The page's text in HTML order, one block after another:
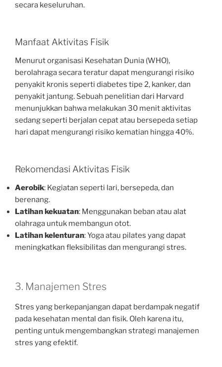
secara keseluruhan.
Manfaat Aktivitas Fisik
Menurut organisasi Kesehatan Dunia (WHO),
berolahraga secara teratur dapat mengurangi risiko
penyakit kronis seperti diabetes tipe 2, kanker, dan
penyakit jantung. Sebuah penelitian dari Harvard
menunjukkan bahwa melakukan 30 menit aktivitas
sedang seperti berjalan cepat atau bersepeda setiap
hari dapat mengurangi risiko kematian hingga 40%.
Rekomendasi Aktivitas Fisik
Aerobik: Kegiatan seperti lari, bersepeda, dan
berenang.
Latihan kekuatan: Menggunakan beban atau alat
olahraga untuk membangun otot.
Latihan kelenturan: Yoga atau pilates yang dapat
meningkatkan fleksibilitas dan mengurangi stres.
3. Manajemen Stres
Stres yang berkepanjangan dapat berdampak negatif
pada kesehatan mental dan fisik. Oleh karena itu,
penting untuk mengembangkan strategi manajemen
stres yang efektif.